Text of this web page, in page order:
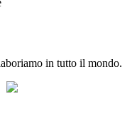
in tutto il mondo.